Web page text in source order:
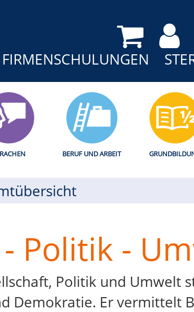
FIRMENSCHULUNGEN
BERUF UND ARBEIT
Politik -
Politik und Umwelt
Demokratie. Er vermittelt